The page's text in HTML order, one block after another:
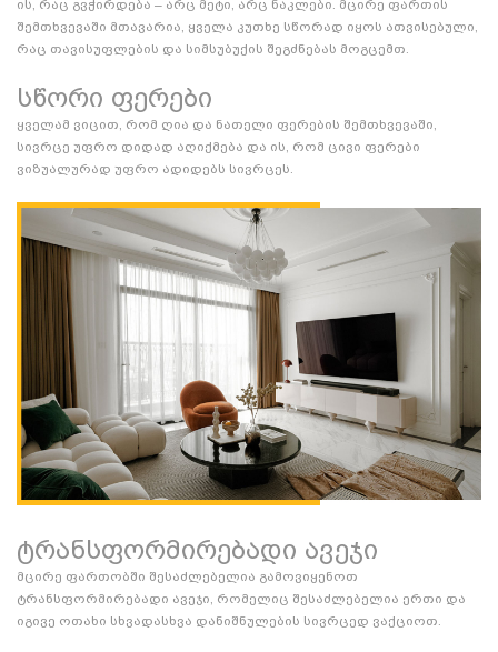
ის, რაც გვჭირდება – არც მეტი, არც ნაკლები. მცირე ფართის
შემთხვევაში მთავარია, ყველა კუთხე სწორად იყოს ათვისებული,
რაც თავისუფლების და სიმსუბუქის შეგძნებას მოგცემთ.
სწორი ფერები
ყველამ ვიცით, რომ ღია და ნათელი ფერების შემთხვევაში,
სივრცე უფრო დიდად აღიქმება და ის, რომ ცივი ფერები
ვიზუალურად უფრო ადიდებს სივრცეს.
ტრანსფორმირებადი ავეჯი
მცირე ფართობში შესაძლებელია გამოვიყენოთ
ტრანსფორმირებადი ავეჯი, რომელიც შესაძლებელია ერთი და
იგივე ოთახი სხვადასხვა დანიშნულების სივრცედ ვაქციოთ.